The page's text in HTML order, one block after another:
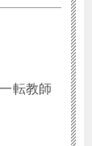
転教師